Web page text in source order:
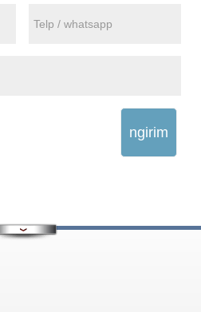
ngirim